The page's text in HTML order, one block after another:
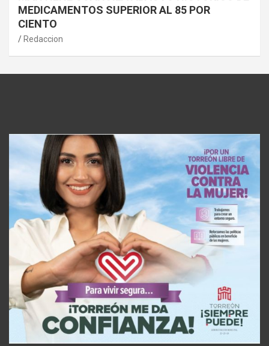
MEDICAMENTOS SUPERIOR AL 85 POR
CIENTO
Redaccion